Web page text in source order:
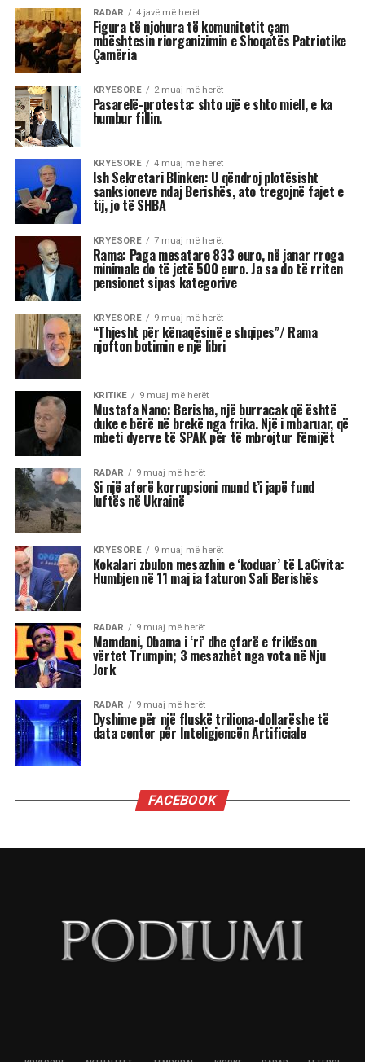
RADAR 4 javë më herët
Figura të njohura të komunitetit çam
mbështesin riorganizimin e Shoqatës Patriotike
Çamëria
KRYESORE 2 muaj më herët
Pasarelë-protesta: shto ujë e shto miell, e ka
humbur fillin.
KRYESORE 4 muaj më herët
Ish Sekretari Blinken: U qëndroj plotësisht
sanksioneve ndaj Berishës, ato tregojnë fajet e
tij, jo të SHBA
KRYESORE 7 muaj më herët
Rama: Paga mesatare 833 euro, në janar rroga
minimale do të jetë 500 euro. Ja sa do të rriten
pensionet sipas kategorive
KRYESORE 9 muaj më herët
“Thjesht për kënaqësinë e shqipes”/ Rama
njofton botimin e një libri
KRITIKE 9 muaj më herët
Mustafa Nano: Berisha, një burracak që është
duke e bërë në brekë nga frika. Një i mbaruar, që
mbeti dyerve të SPAK për të mbrojtur fëmijët
RADAR 9 muaj më herët
Si një aferë korrupsioni mund t’i japë fund
luftës në Ukrainë
KRYESORE 9 muaj më herët
Kokalari zbulon mesazhin e ‘koduar’ të LaCivita:
Humbjen në 11 maj ia faturon Sali Berishës
RADAR 9 muaj më herët
Mamdani, Obama i ‘ri’ dhe çfarë e frikëson
vërtet Trumpin; 3 mesazhet nga vota në Nju
Jork
RADAR 9 muaj më herët
Dyshime për një fluskë triliona-dollarëshe të
data center për Inteligjencën Artificiale
FACEBOOK